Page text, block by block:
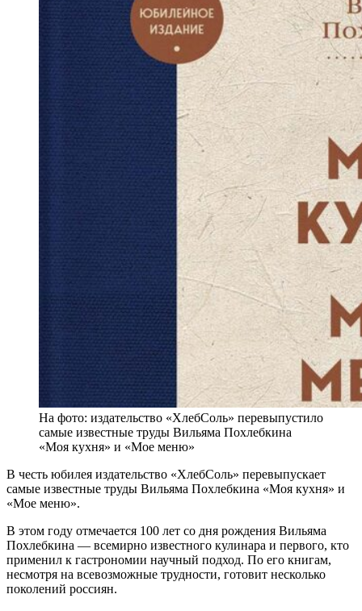
На фото: издательство «ХлебСоль» перевыпустило
самые известные труды Вильяма Похлебкина
«Моя кухня» и «Мое меню»
В честь юбилея издательство «ХлебСоль» перевыпускает
самые известные труды Вильяма Похлебкина «Моя кухня» и
«Мое меню».
В этом году отмечается 100 лет со дня рождения Вильяма
Похлебкина — всемирно известного кулинара и первого, кто
применил к гастрономии научный подход. По его книгам,
несмотря на всевозможные трудности, готовит несколько
поколений россиян.